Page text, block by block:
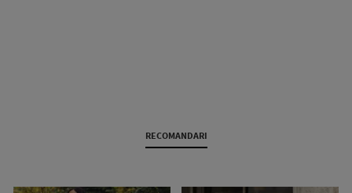
RECOMANDARI